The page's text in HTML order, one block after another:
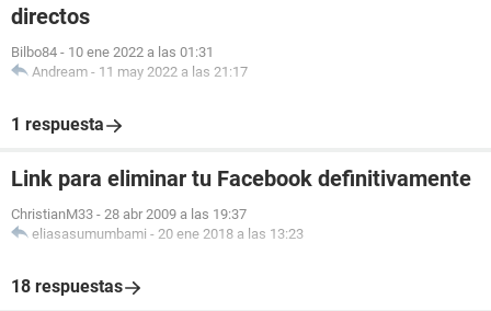
directos
Bilbo84 - 10 ene 2022 a las 01:31
Andream - 11 may 2022 a las 21:17
1 respuesta
Link para eliminar tu Facebook definitivamente
ChristianM33 - 28 abr 2009 a las 19:37
eliasasumumbami - 20 ene 2018 a las 13:23
18 respuestas